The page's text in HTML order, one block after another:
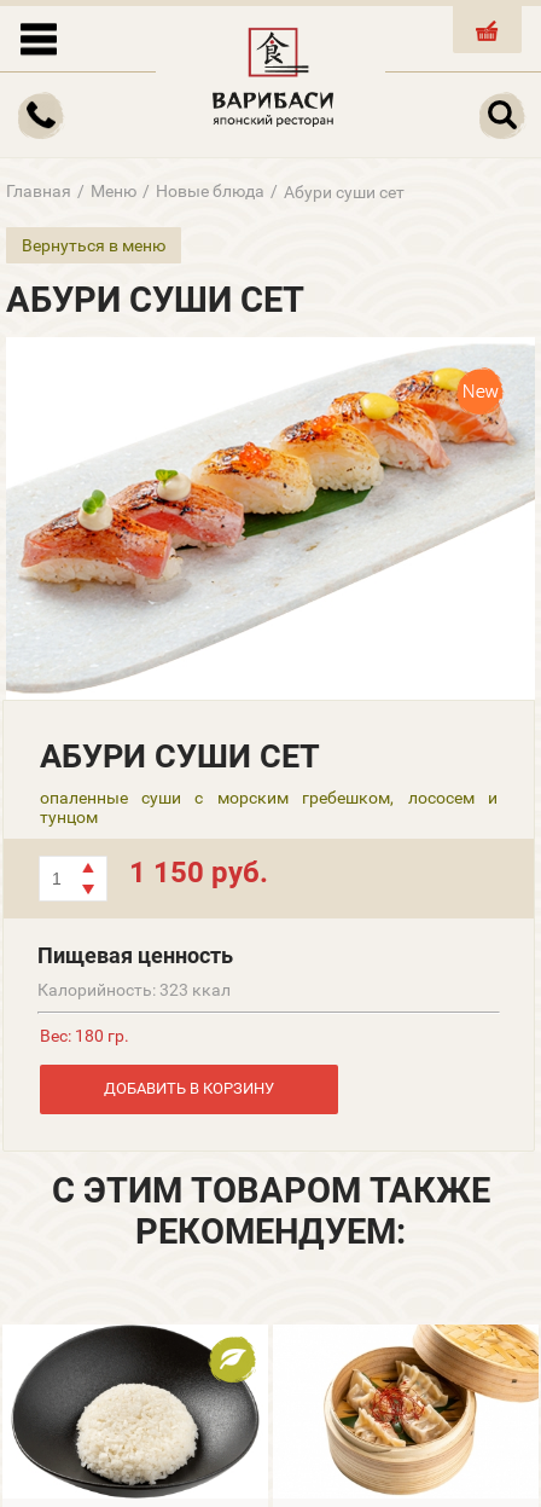
КОРЗИНА
Главная / Меню / Новые блюда / Абури суши сет
Вернуться в меню
АБУРИ СУШИ СЕТ
АБУРИ СУШИ СЕТ
опаленные суши с морским гребешком, лососем и
тунцом
1 150 руб.
Пищевая ценность
Калорийность: 323 ккал
Вес: 180 гр.
ДОБАВИТЬ В КОРЗИНУ
С ЭТИМ ТОВАРОМ ТАКЖЕ
РЕКОМЕНДУЕМ: